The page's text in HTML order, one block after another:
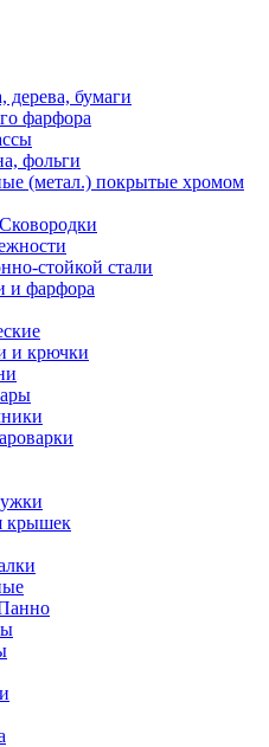
дерева, бумаги
фарфора
фольги
(метал.) покрытые хромом
стойкой стали
и фарфора
и крючки
крышек